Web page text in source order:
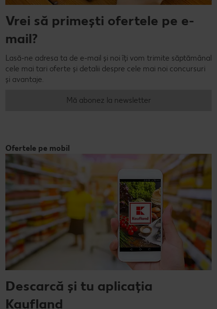
Vrei să primești ofertele pe e-
mail?
Lasă-ne adresa ta de e-mail și noi îți vom trimite săptămânal
cele mai tari oferte și detalii despre cele mai noi concursuri
și avantaje.
Mă abonez la newsletter
Ofertele pe mobil
Descarcă și tu aplicația
Kaufland